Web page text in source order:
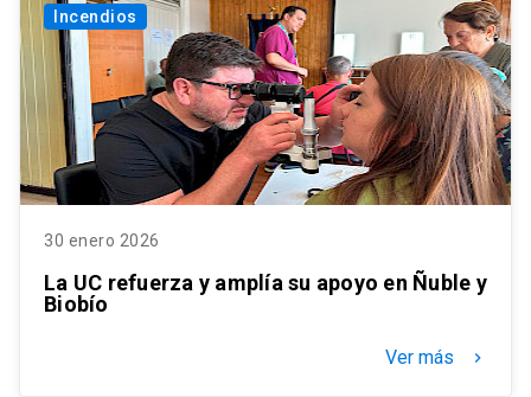
Incendios
30 enero 2026
La UC refuerza y amplía su apoyo en Ñuble y
Biobío
Ver más keyboard_arrow_right